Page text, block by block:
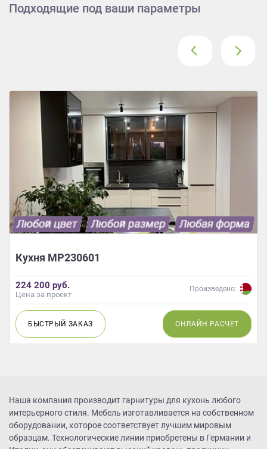
Подходящие под ваши параметры
Кухня МР230601
224 200 руб.
Цена за проект
Произведено:
БЫСТРЫЙ ЗАКАЗ ОНЛАЙН РАСЧЕТ
Наша компания производит гарнитуры для кухонь любого
интерьерного стиля. Мебель изготавливается на собственном
оборудовании, которое соответствует лучшим мировым
образцам. Технологические линии приобретены в Германии и